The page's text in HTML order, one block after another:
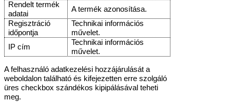
Rendelt termék
adatai
A termék azonosítása.
Regisztráció
időpontja
Technikai információs
művelet.
IP cím
Technikai információs
művelet.
A felhasználó adatkezelési hozzájárulását a
weboldalon található és kifejezetten erre szolgáló
üres checkbox szándékos kipipálásával teheti
meg.